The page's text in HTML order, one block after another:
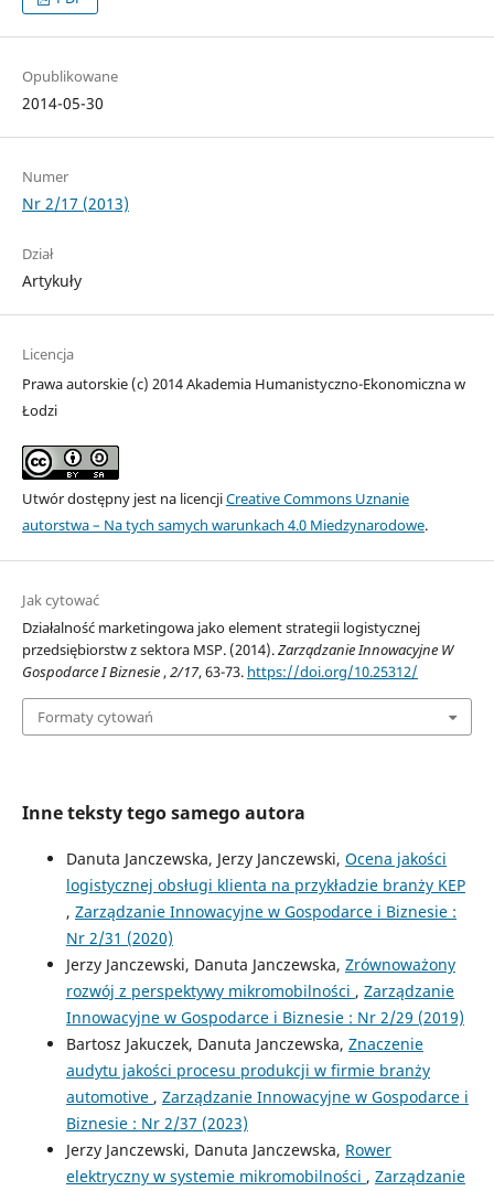
Opublikowane
2014-05-30
Numer
Nr 2/17 (2013)
Dział
Artykuły
Licencja
Prawa autorskie (c) 2014 Akademia Humanistyczno-Ekonomiczna w
Łodzi
Utwór dostępny jest na licencjiCreative Commons Uznanie
autorstwa – Na tych samych warunkach 4.0 Miedzynarodowe.
Jak cytować
Działalność marketingowa jako element strategii logistycznej
przedsiębiorstw z sektora MSP. (2014).Zarządzanie Innowacyjne W
Gospodarce I Biznesie,2/17, 63-73. https://doi.org/10.25312/
Formaty cytowań
Inne teksty tego samego autora
Danuta Janczewska, Jerzy Janczewski, Ocena jakości
logistycznej obsługi klienta na przykładzie branży KEP
, Zarządzanie Innowacyjne w Gospodarce i Biznesie :
Nr 2/31 (2020)
Jerzy Janczewski, Danuta Janczewska, Zrównoważony
rozwój z perspektywy mikromobilności , Zarządzanie
Innowacyjne w Gospodarce i Biznesie : Nr 2/29 (2019)
Bartosz Jakuczek, Danuta Janczewska, Znaczenie
audytu jakości procesu produkcji w firmie branży
automotive , Zarządzanie Innowacyjne w Gospodarce i
Biznesie : Nr 2/37 (2023)
Jerzy Janczewski, Danuta Janczewska, Rower
elektryczny w systemie mikromobilności , Zarządzanie